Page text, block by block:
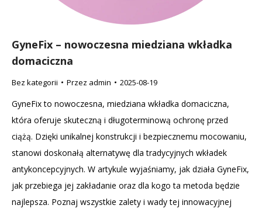
GyneFix – nowoczesna miedziana wkładka
domaciczna
Bez kategorii Przez admin 2025-08-19
GyneFix to nowoczesna, miedziana wkładka domaciczna,
która oferuje skuteczną i długoterminową ochronę przed
ciążą. Dzięki unikalnej konstrukcji i bezpiecznemu mocowaniu,
stanowi doskonałą alternatywę dla tradycyjnych wkładek
antykoncepcyjnych. W artykule wyjaśniamy, jak działa GyneFix,
jak przebiega jej zakładanie oraz dla kogo ta metoda będzie
najlepsza. Poznaj wszystkie zalety i wady tej innowacyjnej